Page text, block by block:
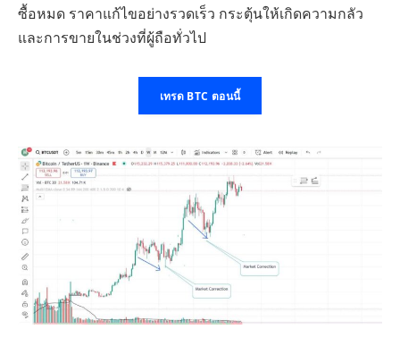
ซื้อหมด ราคาแก้ไขอย่างรวดเร็ว กระตุ้นให้เกิดความกลัว
และการขายในช่วงที่ผู้ถือทั่วไป
เทรด BTC ตอนนี้